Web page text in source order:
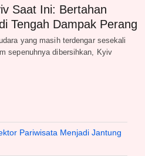
Saat Ini: Bertahan
Tengah Dampak Perang
yang masih terdengar sesekali
sepenuhnya dibersihkan, Kyiv
Pariwisata Menjadi Jantung